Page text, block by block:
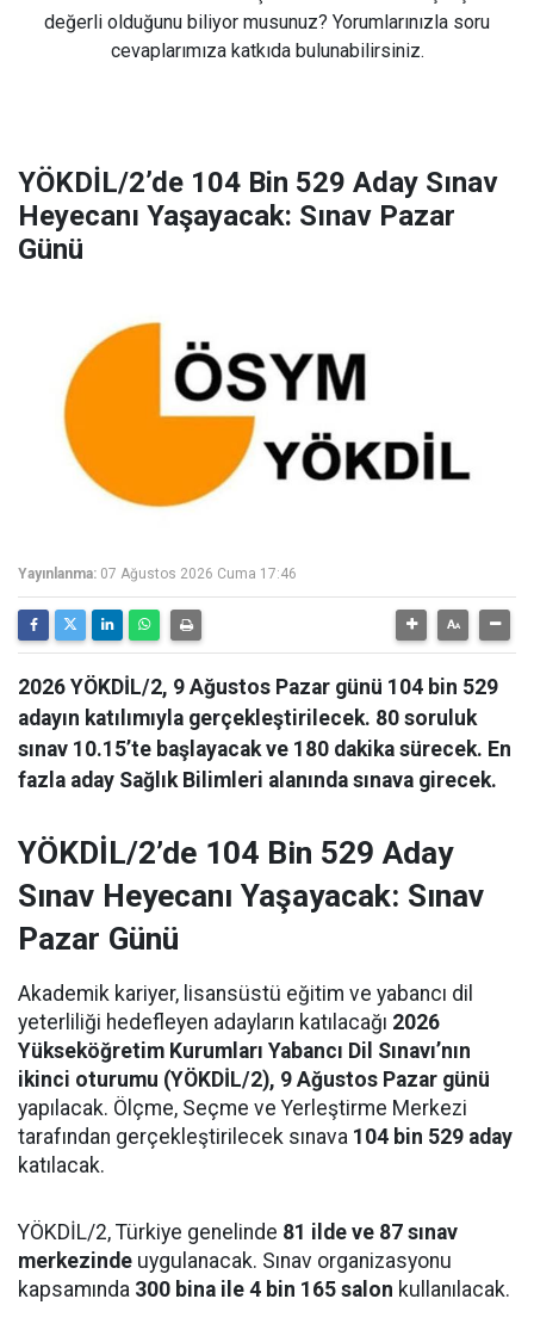
değerli olduğunu biliyor musunuz? Yorumlarınızla soru
cevaplarımıza katkıda bulunabilirsiniz.
YÖKDİL/2’de 104 Bin 529 Aday Sınav
Heyecanı Yaşayacak: Sınav Pazar
Günü
Yayınlanma: 07 Ağustos 2026 Cuma 17:46
2026 YÖKDİL/2, 9 Ağustos Pazar günü 104 bin 529
adayın katılımıyla gerçekleştirilecek. 80 soruluk
sınav 10.15’te başlayacak ve 180 dakika sürecek. En
fazla aday Sağlık Bilimleri alanında sınava girecek.
YÖKDİL/2’de 104 Bin 529 Aday
Sınav Heyecanı Yaşayacak: Sınav
Pazar Günü
Akademik kariyer, lisansüstü eğitim ve yabancı dil
yeterliliği hedefleyen adayların katılacağı 2026
Yükseköğretim Kurumları Yabancı Dil Sınavı’nın
ikinci oturumu (YÖKDİL/2), 9 Ağustos Pazar günü
yapılacak. Ölçme, Seçme ve Yerleştirme Merkezi
tarafından gerçekleştirilecek sınava 104 bin 529 aday
katılacak.
YÖKDİL/2, Türkiye genelinde 81 ilde ve 87 sınav
merkezinde uygulanacak. Sınav organizasyonu
kapsamında 300 bina ile 4 bin 165 salon kullanılacak.